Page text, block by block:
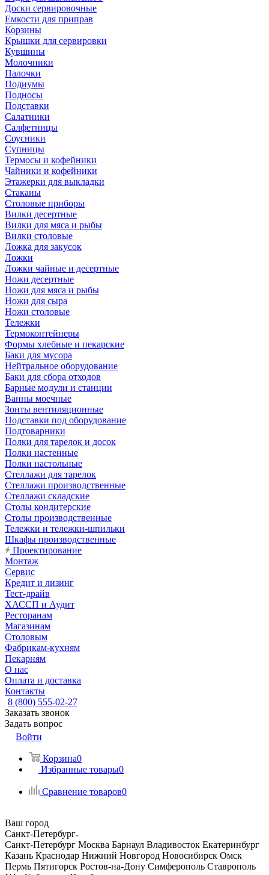
Доски сервировочные
Емкости для приправ
Корзины
Крышки для сервировки
Кувшины
Молочники
Палочки
Подиумы
Подносы
Подставки
Салатники
Салфетницы
Соусники
Супницы
Термосы и кофейники
Чайники и кофейники
Этажерки для выкладки
Стаканы
Столовые приборы
Вилки десертные
Вилки для мяса и рыбы
Вилки столовые
Ложка для закусок
Ложки
Ложки чайные и десертные
Ножи десертные
Ножи для мяса и рыбы
Ножи для сыра
Ножи столовые
Тележки
Термоконтейнеры
Формы хлебные и пекарские
Баки для мусора
Нейтральное оборудование
Баки для сбора отходов
Барные модули и станции
Ванны моечные
Зонты вентиляционные
Подставки под оборудование
Подтоварники
Полки для тарелок и досок
Полки настенные
Полки настольные
Стеллажи для тарелок
Стеллажи производственные
Стеллажи складские
Столы кондитерские
Столы производственные
Тележки и тележки-шпильки
Шкафы производственные
Проектирование
Монтаж
Сервис
Кредит и лизинг
Тест-драйв
ХАССП и Аудит
Ресторанам
Магазинам
Столовым
Фабрикам-кухням
Пекарням
О нас
Оплата и доставка
Контакты
8 (800) 555-02-27
Заказать звонок
Задать вопрос
Войти
Корзина0
Избранные товары0
Сравнение товаров0
Ваш город
Санкт-Петербург
Санкт-Петербург Москва Барнаул Владивосток Екатеринбург
Казань Краснодар Нижний Новгород Новосибирск Омск
Пермь Пятигорск Ростов-на-Дону Симферополь Ставрополь